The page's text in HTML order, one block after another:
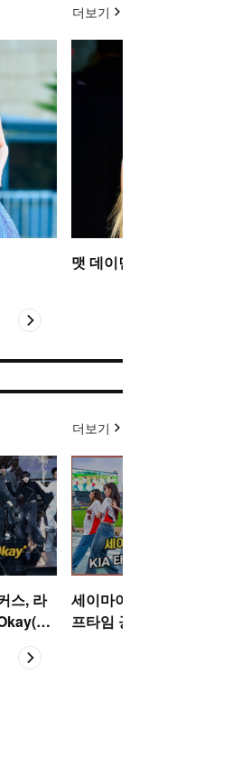
더보기
맷 데이먼 딸, 인형 미모
더보기
스, 라
오
세이마이네임,'KIA 타이거
프타임 공연' [O!